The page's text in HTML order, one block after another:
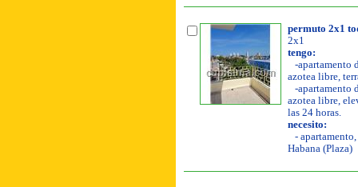
permuto 2x1
2x1
tengo:
-apartamento
azotea libre,
-apartamento
azotea libre,
las 24 horas.
necesito:
-
Habana (Plaza)